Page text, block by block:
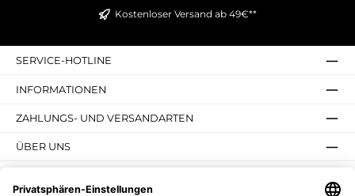
Kostenloser Versand ab 49€**
SERVICE-HOTLINE
INFORMATIONEN
ZAHLUNGS- UND VERSANDARTEN
ÜBER UNS